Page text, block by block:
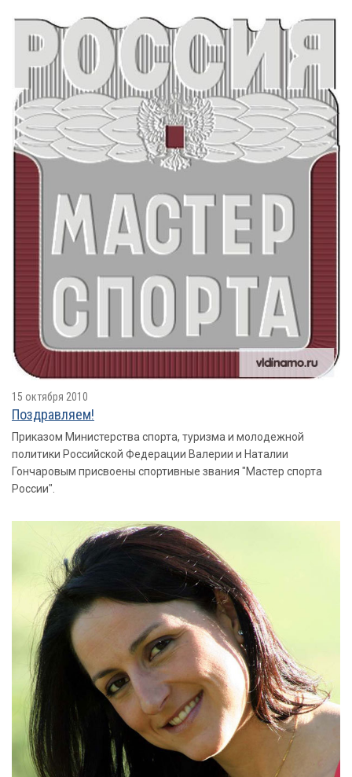
15 октября 2010
Поздравляем!
Приказом Министерства спорта, туризма и молодежной
политики Российской Федерации Валерии и Наталии
Гончаровым присвоены спортивные звания "Мастер спорта
России".